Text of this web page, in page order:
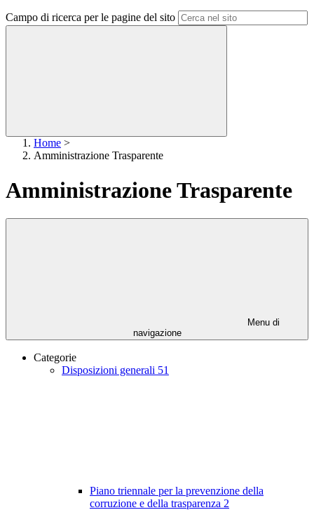
Campo di ricerca per le pagine del sito
Home >
Amministrazione Trasparente
Amministrazione Trasparente
Menu di
navigazione
Categorie
Disposizioni generali 51
Piano triennale per la prevenzione della
corruzione e della trasparenza 2